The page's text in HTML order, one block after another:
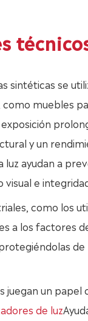
sintéticas se
muebles
y un
luz ayudan a
e
como los
a los factores
un
de luz